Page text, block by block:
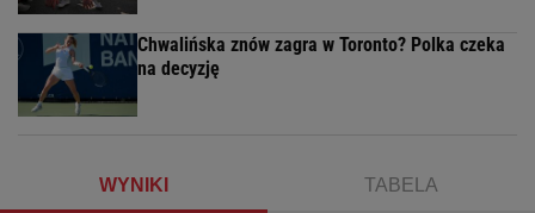
Chwalińska znów zagra w Toronto? Polka czeka
na decyzję
WYNIKI TABELA